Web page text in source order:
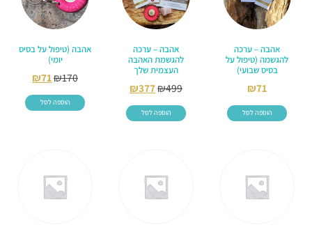
אהבה – ערכה
להגשמה (טיפול על
בסיס שבועי)
₪71
הוספה לסל
אהבה – ערכה
להגשמת האהבה
העצמית שלך
₪499
₪377
הוספה לסל
אהבה (טיפול על בסיס
יומי)
₪170
₪71
הוספה לסל